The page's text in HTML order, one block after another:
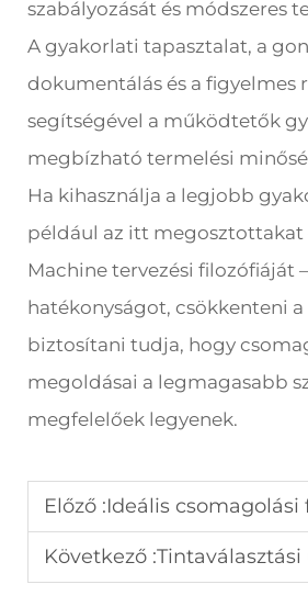
szabályozását és módszeres
A gyakorlati tapasztalat, a
dokumentálás és a figyelmes
segítségével a működtetők
megbízható termelési
Ha kihasználja a legjobb
például az itt megosztottakat
Machine tervezési filozófiáját
hatékonyságot, csökkenteni
biztosítani tudja, hogy
megoldásai a legmagasabb
megfelelőek legyenek.
Előző :Ideális csomagolási forgatókönyvek
Következő :Tintaválasztási útmutató flexográfiai